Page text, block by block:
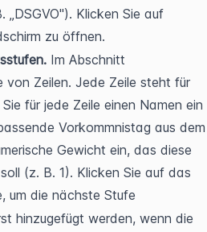
zu öffnen.
von Zeilen. Jede Zeile steht für
für jede Zeile einen Namen ein
Vorkommnistag aus dem
Gewicht ein, das diese
um die nächste Stufe
hinzugefügt werden, wenn die